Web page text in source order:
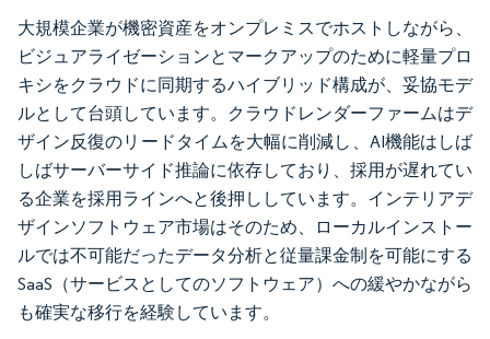
大規模企業が機密資産をオンプレミスでホストしながら、
ビジュアライゼーションとマークアップのために軽量プロ
キシをクラウドに同期するハイブリッド構成が、妥協モデ
ルとして台頭しています。クラウドレンダーファームはデ
ザイン反復のリードタイムを大幅に削減し、AI機能はしば
しばサーバーサイド推論に依存しており、採用が遅れてい
る企業を採用ラインへと後押ししています。インテリアデ
ザインソフトウェア市場はそのため、ローカルインストー
ルでは不可能だったデータ分析と従量課金制を可能にする
SaaS（サービスとしてのソフトウェア）への緩やかながら
も確実な移行を経験しています。